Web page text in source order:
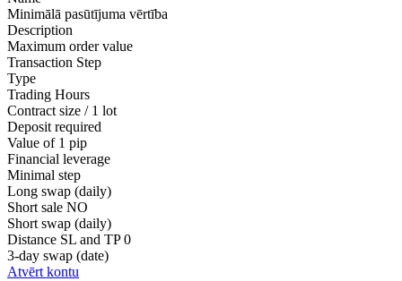
Minimālā pasūtījuma vērtība
Description
Maximum order value
Transaction Step
Type
Trading Hours
Contract size / 1 lot
Deposit required
Value of 1 pip
Financial leverage
Minimal step
Long swap (daily)
Short sale NO
Short swap (daily)
Distance SL and TP 0
3-day swap (date)
Atvērt kontu